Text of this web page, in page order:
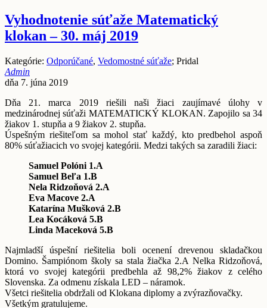
Vyhodnotenie súťaže Matematický
klokan – 30. máj 2019
Kategórie: Odporúčané, Vedomostné súťaže; Pridal
Admin
dňa 7. júna 2019
Dňa 21. marca 2019 riešili naši žiaci zaujímavé úlohy v
medzinárodnej súťaži MATEMATICKÝ KLOKAN. Zapojilo sa 34
žiakov 1. stupňa a 9 žiakov 2. stupňa.
Úspešným riešiteľom sa mohol stať každý, kto predbehol aspoň
80% súťažiacich vo svojej kategórii. Medzi takých sa zaradili žiaci:
Samuel Polóni 1.A
Samuel Beľa 1.B
Nela Ridzoňová 2.A
Eva Macove 2.A
Katarína Mušková 2.B
Lea Kocáková 5.B
Linda Maceková 5.B
Najmladší úspešní riešitelia boli ocenení drevenou skladačkou
Domino. Šampiónom školy sa stala žiačka 2.A Nelka Ridzoňová,
ktorá vo svojej kategórii predbehla až 98,2% žiakov z celého
Slovenska. Za odmenu získala LED – náramok.
Všetci riešitelia obdržali od Klokana diplomy a zvýrazňovačky.
Všetkým gratulujeme.